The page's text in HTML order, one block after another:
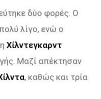
δύο φορές. Ο
λίγο, ενώ ο
Χίλντεγκαρντ
Μαζί απέκτησαν
, καθώς και τρία